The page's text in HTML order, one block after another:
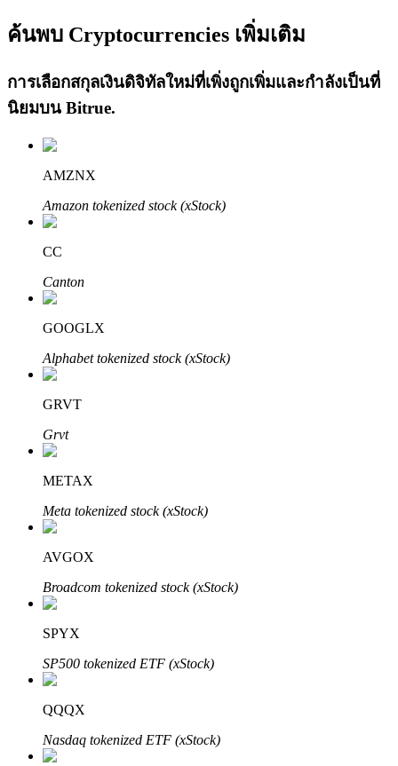
คว้าผลกำไรระยะยาวและผลประโยชน์ที่ยืดหยุ่น
เรียนรู้ Staking
เรียนรู้เกี่ยวกับการสร้างรายได้แบบพาสซีฟ
Bitrue AI
พันธมิตร Bitrue
มากถึง 65% คอมมิชชั่น!
ค้นพบ Cryptocurrencies เพิ่มเติม
การเลือกสกุลเงินดิจิทัลใหม่ที่เพิ่งถูกเพิ่มและกำลังเป็นที่
นิยมบน Bitrue.
AMZNX
Amazon tokenized stock (xStock)
CC
Canton
GOOGLX
Alphabet tokenized stock (xStock)
GRVT
Grvt
METAX
Meta tokenized stock (xStock)
AVGOX
Broadcom tokenized stock (xStock)
SPYX
SP500 tokenized ETF (xStock)
QQQX
Nasdaq tokenized ETF (xStock)